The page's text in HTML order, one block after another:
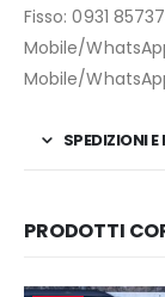
Fisso: 0931
Mobile/
Mobile/
SPEDIZIONI
PRODOTTI